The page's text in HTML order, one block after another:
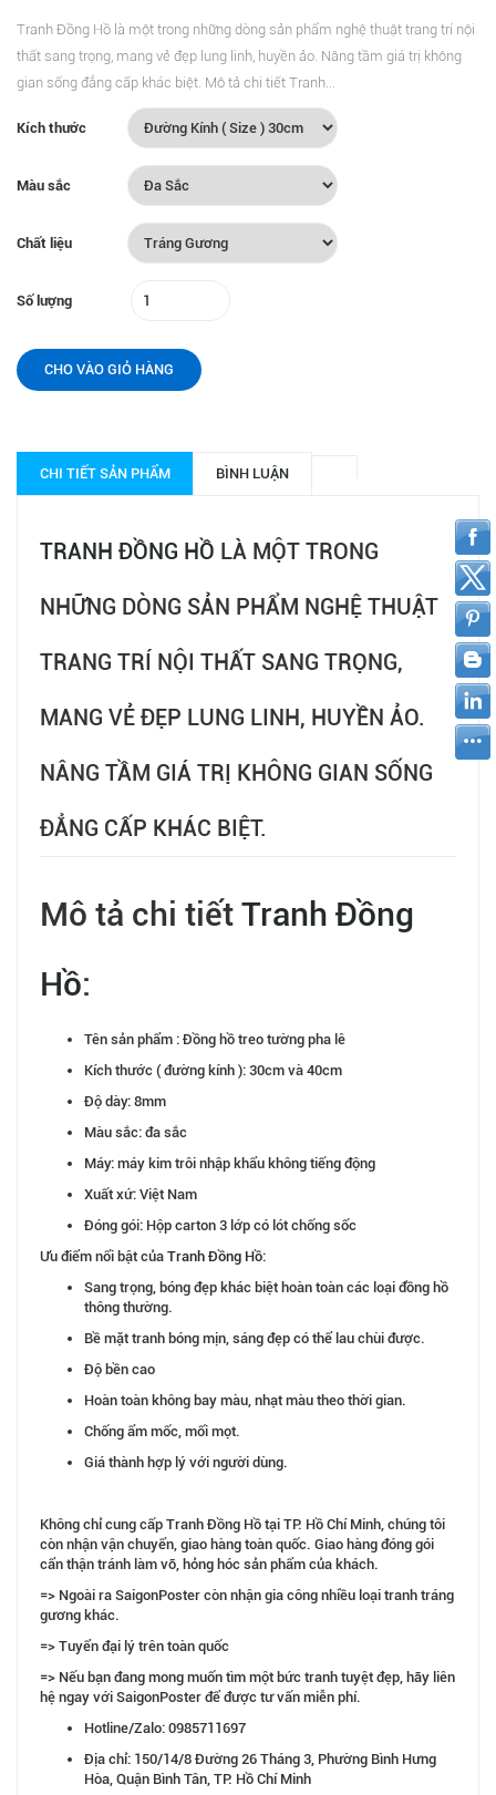
Tranh Đồng Hồ là một trong những dòng sản phẩm nghệ thuật trang trí nội
thất sang trọng, mang vẻ đẹp lung linh, huyền ảo. Nâng tầm giá trị không
gian sống đẳng cấp khác biệt. Mô tả chi tiết Tranh...
Kích thước
Màu sắc
Chất liệu
Số lượng
CHO VÀO GIỎ HÀNG
CHI TIẾT SẢN PHẨM BÌNH LUẬN
TRANH ĐỒNG HỒ LÀ MỘT TRONG
NHỮNG DÒNG SẢN PHẨM NGHỆ THUẬT
TRANG TRÍ NỘI THẤT SANG TRỌNG,
MANG VẺ ĐẸP LUNG LINH, HUYỀN ẢO.
NÂNG TẦM GIÁ TRỊ KHÔNG GIAN SỐNG
ĐẲNG CẤP KHÁC BIỆT.
Mô tả chi tiết Tranh Đồng
Hồ:
Tên sản phẩm : Đồng hồ treo tường pha lê
Kích thước ( đường kính ): 30cm và 40cm
Độ dày: 8mm
Màu sắc: đa sắc
Máy: máy kim trôi nhập khẩu không tiếng động
Xuất xứ: Việt Nam
Đóng gói: Hộp carton 3 lớp có lót chống sốc
Ưu điểm nổi bật của Tranh Đồng Hồ:
Sang trọng, bóng đẹp khác biệt hoàn toàn các loại đồng hồ
thông thường.
Bề mặt tranh bóng mịn, sáng đẹp có thể lau chùi được.
Độ bền cao
Hoàn toàn không bay màu, nhạt màu theo thời gian.
Chống ẩm mốc, mối mọt.
Giá thành hợp lý với người dùng.
Không chỉ cung cấp Tranh Đồng Hồ tại TP. Hồ Chí Minh, chúng tôi
còn nhận vận chuyển, giao hàng toàn quốc. Giao hàng đóng gói
cẩn thận tránh làm vỡ, hỏng hóc sản phẩm của khách.
=> Ngoài ra SaigonPoster còn nhận gia công nhiều loại tranh tráng
gương khác.
=> Tuyển đại lý trên toàn quốc
=> Nếu bạn đang mong muốn tìm một bức tranh tuyệt đẹp, hãy liên
hệ ngay với SaigonPoster để được tư vấn miễn phí.
Hotline/Zalo: 0985711697
Địa chỉ: 150/14/8 Đường 26 Tháng 3, Phường Bình Hưng
Hòa, Quận Bình Tân, TP. Hồ Chí Minh